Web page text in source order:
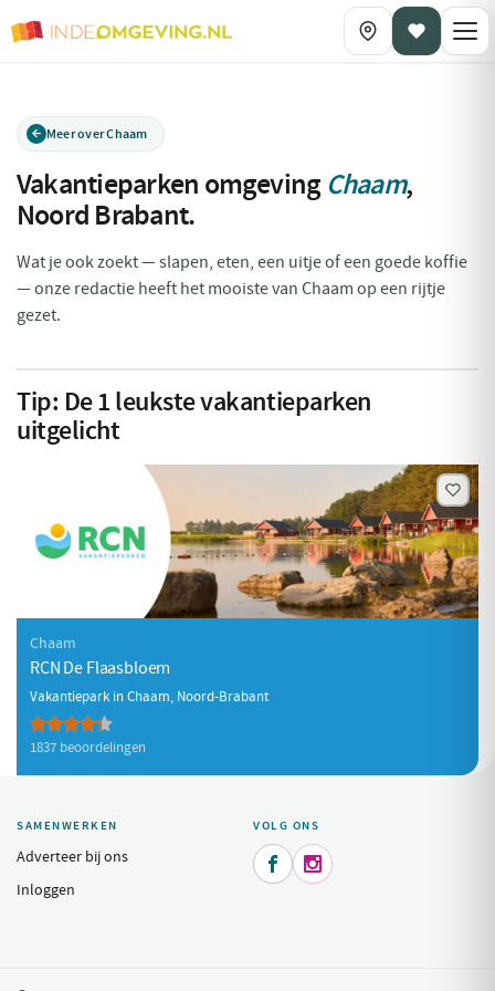
Meer over Chaam
Vakantieparken omgeving Chaam,
Noord Brabant.
Wat je ook zoekt — slapen, eten, een uitje of een goede koffie
— onze redactie heeft het mooiste van Chaam op een rijtje
gezet.
Tip: De1leukste vakantieparken
uitgelicht
Chaam
RCN De Flaasbloem
Vakantiepark in Chaam, Noord-Brabant
1837 beoordelingen
SAMENWERKEN
Adverteer bij ons
Inloggen
VOLG ONS
 